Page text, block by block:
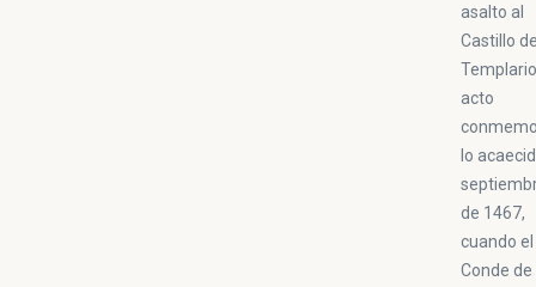
asalto al
Castillo
acto
lo
de 1467,
cuando el
Conde de